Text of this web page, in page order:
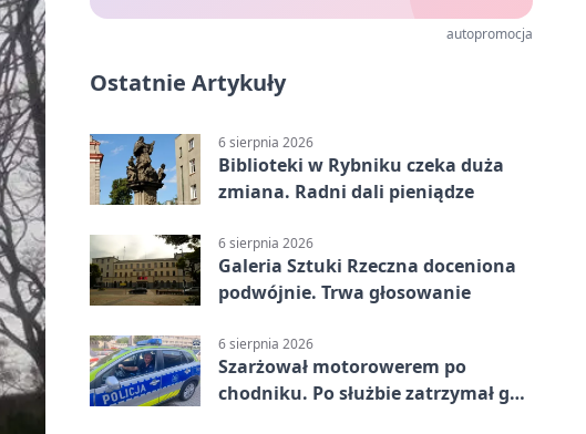
autopromocja
Ostatnie Artykuły
6 sierpnia 2026
Biblioteki w Rybniku czeka duża
zmiana. Radni dali pieniądze
6 sierpnia 2026
Galeria Sztuki Rzeczna doceniona
podwójnie. Trwa głosowanie
6 sierpnia 2026
Szarżował motorowerem po
chodniku. Po służbie zatrzymał go